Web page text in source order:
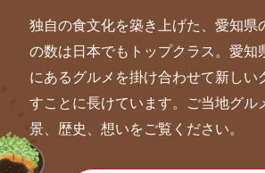
独自の食文化を築き上げた、愛知県
の数は日本でもトップクラス。愛知
にあるグルメを掛け合わせて新しい
すことに長けています。ご当地グル
景、歴史、想いをご覧ください。